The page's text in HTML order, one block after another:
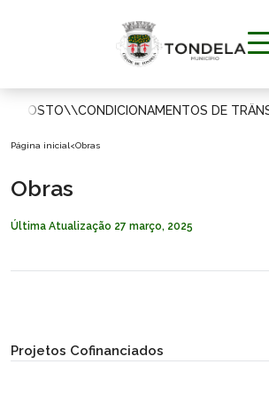
AGOSTO\\CONDICIONAMENTOS DE
Página inicial<Obras
Obras
Última Atualização 27 março, 2025
Projetos Cofinanciados